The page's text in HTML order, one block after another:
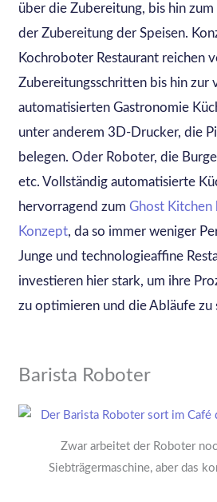
über die Zubereitung, bis hin zum
der Zubereitung der Speisen.
Kochroboter Restaurant reichen
Zubereitungsschritten bis hin zur
automatisierten Gastronomie
unter anderem 3D-Drucker, die
belegen. Oder Roboter, die
etc. Vollständig automatisierte
hervorragend zum Ghost Kitchen
Konzept, da so immer weniger
Junge und technologieaffine
investieren hier stark, um ihre
zu optimieren und die Abläufe zu
Barista Roboter
Zwar arbeitet der Roboter
Siebträgermaschine, aber das